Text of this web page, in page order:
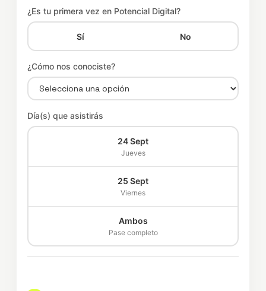
¿Es tu primera vez en Potencial Digital?
Sí No
¿Cómo nos conociste?
Día(s) que asistirás
24 Sept
Jueves
25 Sept
Viernes
Ambos
Pase completo